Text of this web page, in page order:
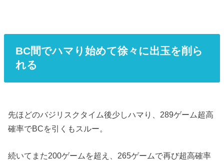
BC間でハマり始めて徐々に出玉を削ら
れる
先ほどのバジリスクタイム後少しハマり、289ゲーム超高
確率でBCを引くもスルー。
続いてまた200ゲームを超え、265ゲームで再び超高確率